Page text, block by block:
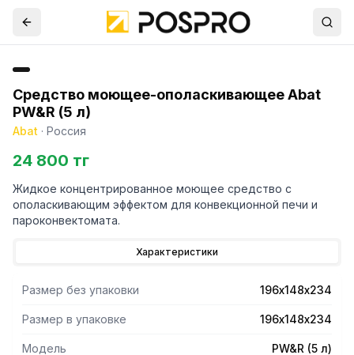
Средство моющее-ополаскивающее Abat
PW&R (5 л)
Abat · Россия
24 800 тг
Жидкое концентрированное моющее средство с
ополаскивающим эффектом для конвекционной печи и
пароконвектомата.
Характеристики
Размер без упаковки 196х148х234
Размер в упаковке 196х148х234
Модель PW&R (5 л)